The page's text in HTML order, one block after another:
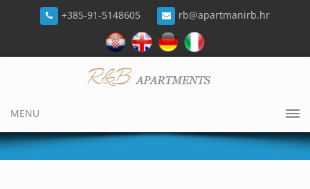
+385-91-5148605 rb@apartmanirb.hr
MENU